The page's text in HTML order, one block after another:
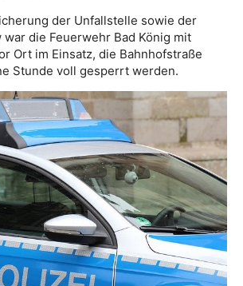
der Unfallstelle sowie der
war die Feuerwehr Bad König mit
Ort im Einsatz, die Bahnhofstraße
Stunde voll gesperrt werden.